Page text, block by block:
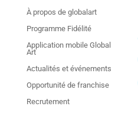
À propos de globalart
Programme Fidélité
Application mobile Global
Art
Actualités et événements
Opportunité de franchise
Recrutement